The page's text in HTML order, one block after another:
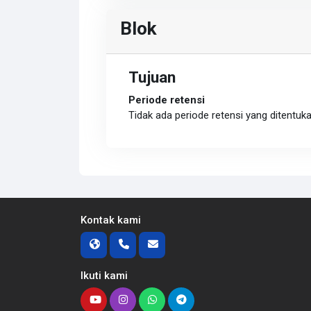
Blok
Tujuan
Periode retensi
Tidak ada periode retensi yang
Kontak kami
Ikuti kami